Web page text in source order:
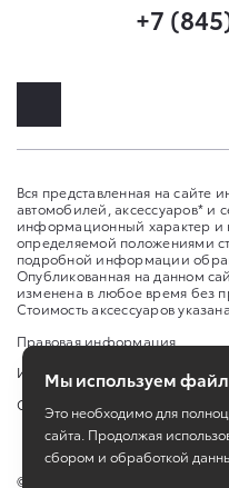
+7
Вся представленная на
автомобилей, аксессуаров* и
информационный характер и
определяемой положениями
подробной информации
Опубликованная на данном
изменена в любое время без
Стоимость аксессуаров
Правовая информация
Изменить настройку cookies
Сбросить cookie
©
Мы используем
Это необходимо для
сайта. Продолжая
сбором и обработкой